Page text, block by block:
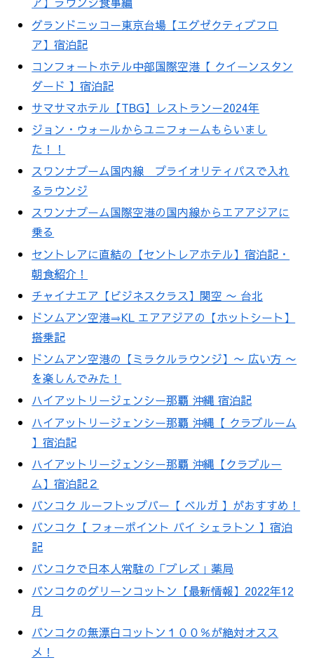
グランドニッコー東京台場【エグゼクティブフロ
ア】宿泊記
コンフォートホテル中部国際空港【 クイーンスタン
ダード 】宿泊記
サマサマホテル【TBG】レストランー2024年
ジョン・ウォールからユニフォームもらいまし
た！！
スワンナプーム国内線 プライオリティパスで入れ
るラウンジ
スワンナプーム国際空港の国内線からエアアジアに
乗る
セントレアに直結の【セントレアホテル】宿泊記・
朝食紹介！
チャイナエア【ビジネスクラス】関空 〜 台北
ドンムアン空港⇒KL エアアジアの【ホットシート】
搭乗記
ドンムアン空港の【ミラクルラウンジ】〜 広い方 〜
を楽しんでみた！
ハイアットリージェンシー那覇 沖縄 宿泊記
ハイアットリージェンシー那覇 沖縄【 クラブルーム
】宿泊記
ハイアットリージェンシー那覇 沖縄【クラブルー
ム】宿泊記２
バンコク ルーフトップバー【 ベルガ 】がおすすめ！
バンコク【 フォーポイント バイ シェラトン 】宿泊
記
バンコクで日本人常駐の「ブレズ」薬局
バンコクのグリーンコットン【最新情報】2022年12
月
バンコクの無漂白コットン１００％が絶対オスス
メ！